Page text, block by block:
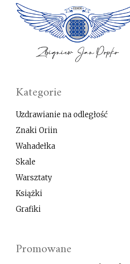
Kategorie
Uzdrawianie na odległość
Znaki Oriin
Wahadełka
Skale
Warsztaty
Książki
Grafiki
Promowane